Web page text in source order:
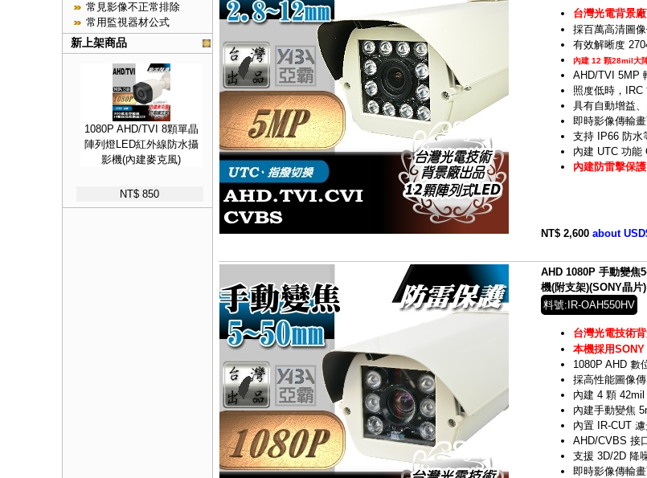
常見影像不正常排除
常用監視器材公式
新上架商品
1080P AHD/TVI 8顆單晶
陣列燈LED紅外線防水攝
影機(內建麥克風)
NT$ 850
台灣光電背景
採百萬高清圖
有效解晰度
內建 12 顆28mil大
AHD/TVI 5MP
照度低時，
具有自動增益
即時影像傳輸
支持 IP66 防水
內建 UTC 功能
內建防雷擊保護
NT$ 2,600 about
AHD 1080P 手動變焦
機(附支架)(SONY晶片)
料號:IR-OAH550HV
台灣光電技術
本機採用
1080P AHD 數
採高性能圖像
內建 4 顆
內建手動變焦
內置 IR-CUT
AHD/CVBS 接
支援 3D/2D 降
即時影像傳輸